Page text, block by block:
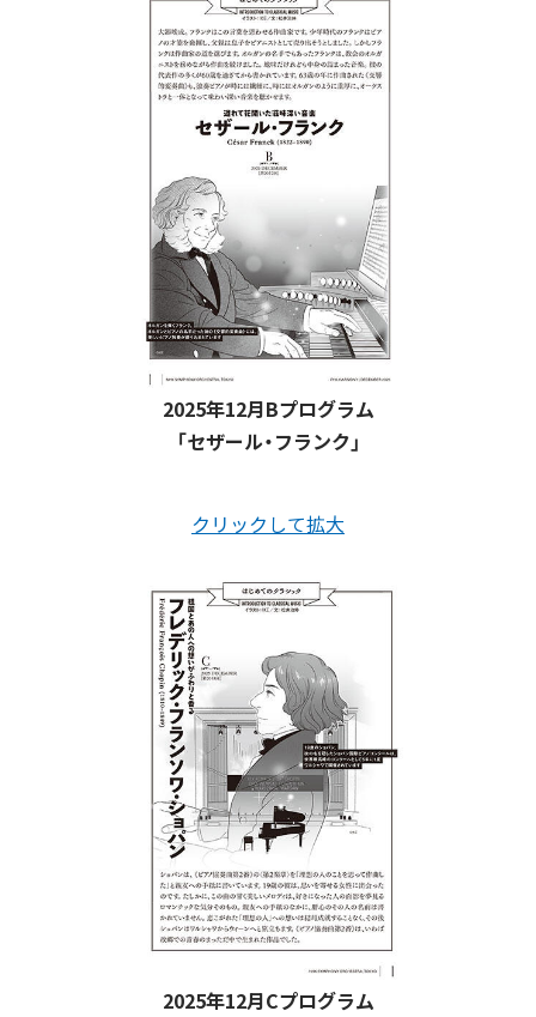
2025年12月Bプログラム
「セザール・フランク」
クリックして拡大
2025年12月Cプログラム